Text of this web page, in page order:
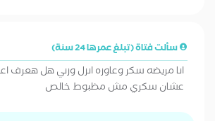
سألت فتاة (تبلغ عمرها 24 سنة)
انا مريضه سكر وعاوزه انزل وزني هل هعرف
عشان سكري مش مظبوط خالص